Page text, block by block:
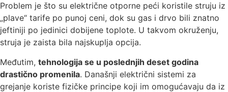
Problem je što su električne otporne peći koristile struju iz
„plave“ tarife po punoj ceni, dok su gas i drvo bili znatno
jeftiniji po jedinici dobijene toplote. U takvom okruženju,
struja je zaista bila najskuplja opcija.
Međutim, tehnologija se u poslednjih deset godina
drastično promenila. Današnji električni sistemi za
grejanje koriste fizičke principe koji im omogućavaju da iz